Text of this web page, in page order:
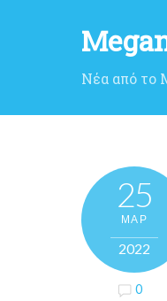
Νέα από το
25
ΜΑΡ
2022
0